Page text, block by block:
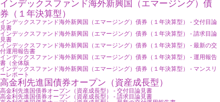
インデックスファンド海外新興国（エマージング）債
券（１年決算型）
インデックスファンド海外新興国（エマージング）債券（１年決算型） - 交付目論
見書
インデックスファンド海外新興国（エマージング）債券（１年決算型） - 請求目論
見書
インデックスファンド海外新興国（エマージング）債券（１年決算型） - 最新の交
付運用報告書
インデックスファンド海外新興国（エマージング）債券（１年決算型） - 運用報告
書（全体版
インデックスファンド海外新興国（エマージング）債券（１年決算型） - マンスリ
ーレポート
高金利先進国債券オープン（資産成長型）
高金利先進国債券オープン（資産成長型） - 交付目論見書
高金利先進国債券オープン（資産成長型） - 請求目論見書